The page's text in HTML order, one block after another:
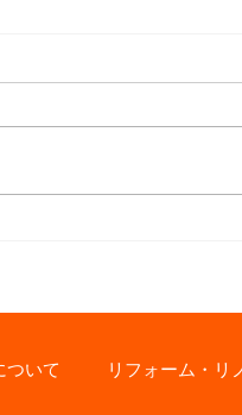
ついて リフォーム・リ